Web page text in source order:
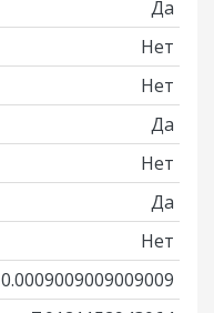
Да
Нет
Нет
Да
Нет
Да
Нет
0.0009009009009009